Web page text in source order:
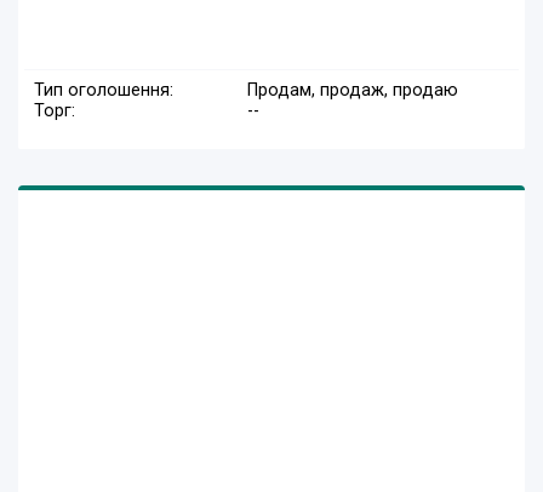
Тип оголошення:
Продам, продаж, продаю
Торг:
--